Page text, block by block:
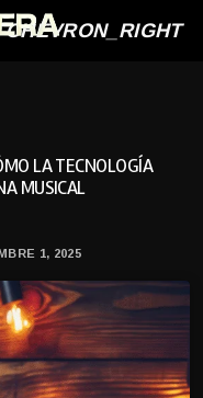
CHEVRON_RIGHT
LA TECNOLOGÍA
MUSICAL
1, 2025